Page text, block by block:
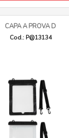
CAPA A PROVA D
Cod.: P@13134